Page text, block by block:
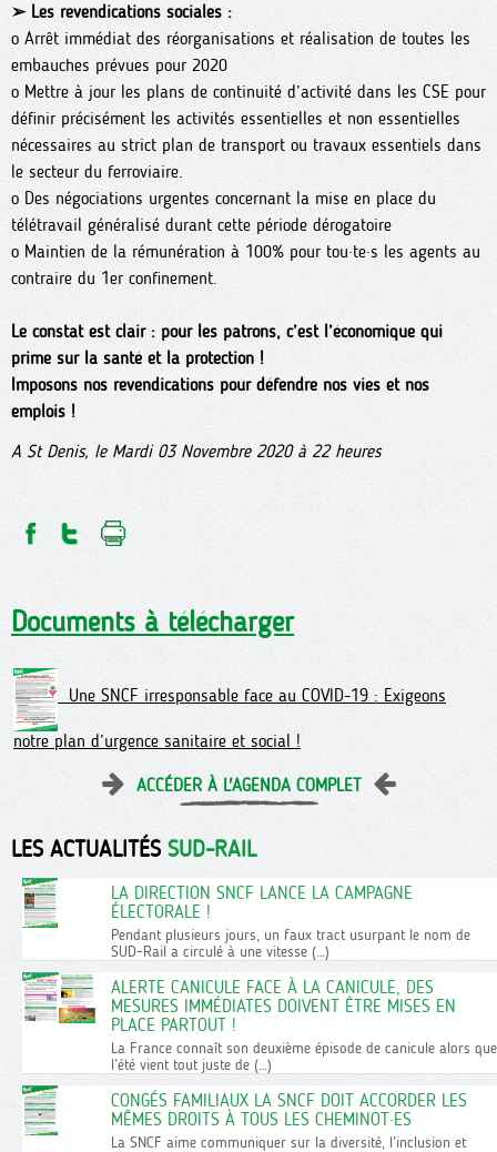
➢ Les revendications sociales :
o Arrêt immédiat des réorganisations et réalisation de toutes les
embauches prévues pour 2020
o Mettre à jour les plans de continuité d’activité dans les CSE pour
définir précisément les activités essentielles et non essentielles
nécessaires au strict plan de transport ou travaux essentiels dans
le secteur du ferroviaire.
o Des négociations urgentes concernant la mise en place du
télétravail généralisé durant cette période dérogatoire
o Maintien de la rémunération à 100% pour tou·te·s les agents au
contraire du 1er confinement.
Le constat est clair : pour les patrons, c’est l’économique qui
prime sur la santé et la protection !
Imposons nos revendications pour défendre nos vies et nos
emplois !
A St Denis, le Mardi 03 Novembre 2020 à 22 heures
Documents à télécharger
Une SNCF irresponsable face au COVID-19 : Exigeons
notre plan d’urgence sanitaire et social !
ACCÉDER À L'AGENDA COMPLET
LES ACTUALITÉS SUD-RAIL
LA DIRECTION SNCF LANCE LA CAMPAGNE
ÉLECTORALE !
Pendant plusieurs jours, un faux tract usurpant le nom de
SUD-Rail a circulé à une vitesse (…)
ALERTE CANICULE FACE À LA CANICULE, DES
MESURES IMMÉDIATES DOIVENT ÊTRE MISES EN
PLACE PARTOUT !
La France connaît son deuxième épisode de canicule alors que
l’été vient tout juste de (…)
CONGÉS FAMILIAUX LA SNCF DOIT ACCORDER LES
MÊMES DROITS À TOUS LES CHEMINOT·ES
La SNCF aime communiquer sur la diversité, l’inclusion et